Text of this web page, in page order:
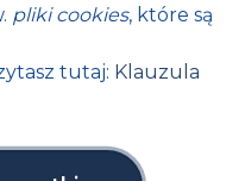
pliki cookies, które są
tutaj: Klauzula